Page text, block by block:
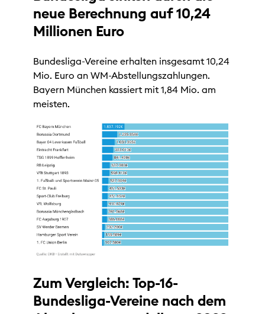
neue Berechnung auf 10,24
Millionen Euro
Bundesliga-Vereine erhalten insgesamt 10,24
Mio. Euro an WM-Abstellungszahlungen.
Bayern München kassiert mit 1,84 Mio. am
meisten.
Zum Vergleich: Top-16-
Bundesliga-Vereine nach dem